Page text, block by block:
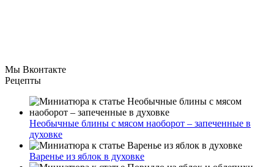
Мы Вконтакте
Рецепты
Необычные блины с мясом наоборот – запеченные в
духовке
Варенье из яблок в духовке